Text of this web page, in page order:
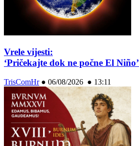
Vrele vijesti:
‘Pričekajte dok ne počne El Niño’
TrisComHr● 06/08/2026 ● 13:11